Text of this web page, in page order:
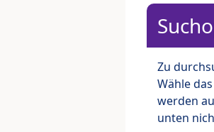
Zu
Wähle
werden
unten